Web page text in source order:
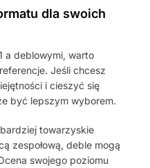
dla swoich
a deblowymi, warto
Jeśli chcesz
i cieszyć się
być lepszym wyborem.
towarzyskie
zespołową, deble mogą
swojego poziomu